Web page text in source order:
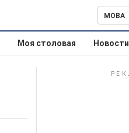
МОВА
Моя столовая Новости